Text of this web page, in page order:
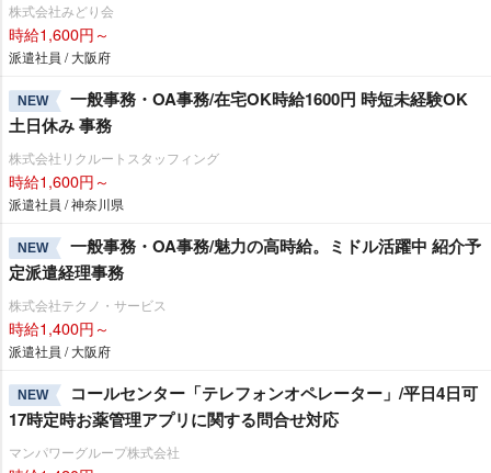
株式会社みどり会
時給1,600円～
派遣社員 / 大阪府
NEW
一般事務・OA事務/在宅OK時給1600円 時短未経験OK
土日休み 事務
株式会社リクルートスタッフィング
時給1,600円～
派遣社員 / 神奈川県
NEW
一般事務・OA事務/魅力の高時給。ミドル活躍中 紹介予
定派遣経理事務
株式会社テクノ・サービス
時給1,400円～
派遣社員 / 大阪府
NEW
コールセンター「テレフォンオペレーター」/平日4日可
17時定時お薬管理アプリに関する問合せ対応
マンパワーグループ株式会社